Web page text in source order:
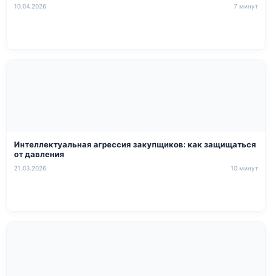
10.04.2026 7 минут
Интеллектуальная агрессия закупщиков: как защищаться
от давления
21.03.2026 10 минут